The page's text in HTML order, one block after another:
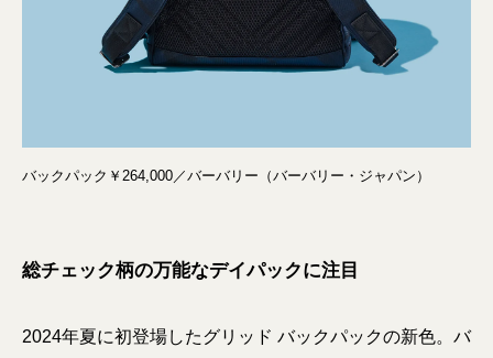
バックパック￥264,000／バーバリー（バーバリー・ジャパン）
総チェック柄の万能なデイパックに注目
2024年夏に初登場したグリッド バックパックの新色。バ